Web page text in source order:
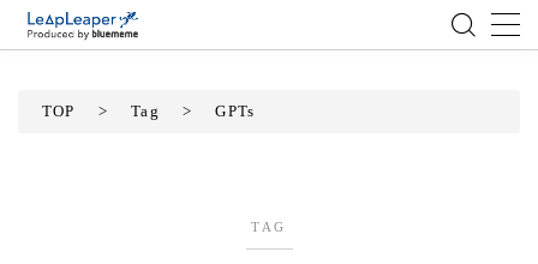
TOP > Tag > GPTs
TAG